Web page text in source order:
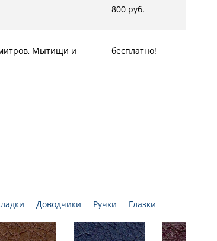
800 руб.
Мытищи и
бесплатно!
Доводчики Ручки Глазки